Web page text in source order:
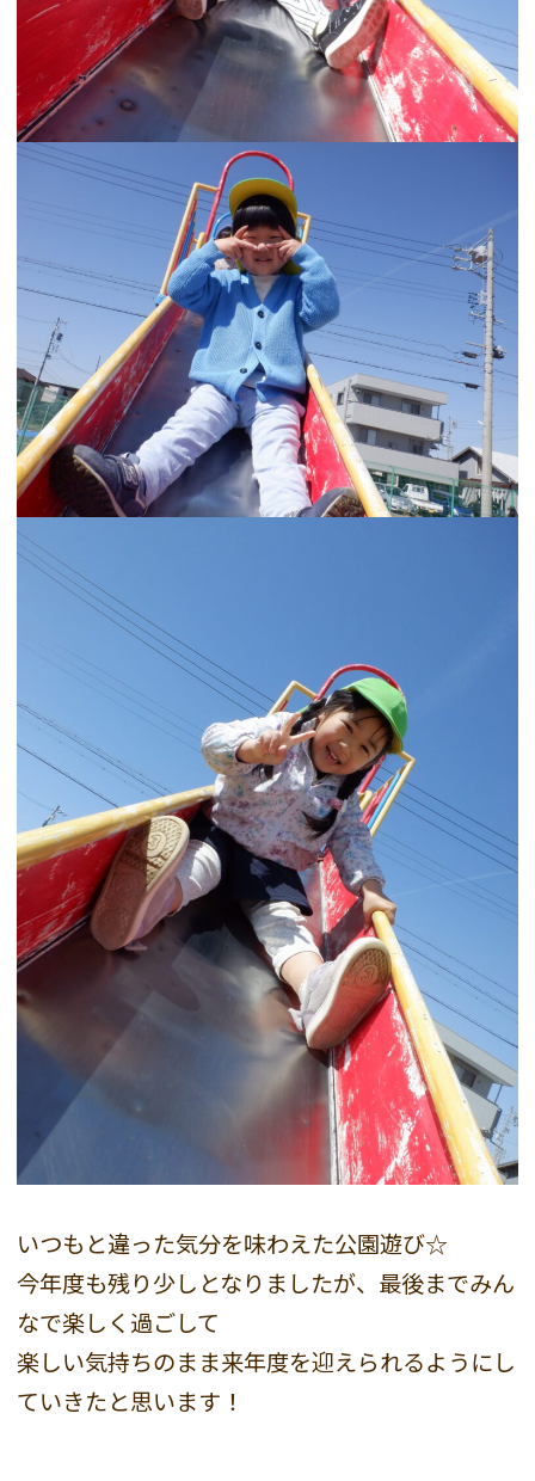
いつもと違った気分を味わえた公園遊び☆
今年度も残り少しとなりましたが、最後までみん
なで楽しく過ごして
楽しい気持ちのまま来年度を迎えられるようにし
ていきたと思います！